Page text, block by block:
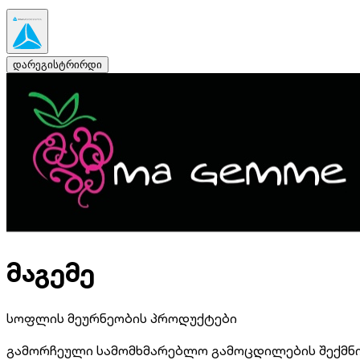
დარეგისტრირდი
მაგემე
სოფლის მეურნეობის პროდუქტები
გამორჩეული სამომხმარებლო გამოცდილების